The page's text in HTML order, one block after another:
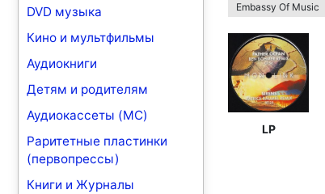
DVD музыка
Кино и мультфильмы
Аудиокниги
Детям и родителям
Аудиокассеты (MC)
Раритетные пластинки
(первопрессы)
Книги и Журналы
Embassy Of Music
LP